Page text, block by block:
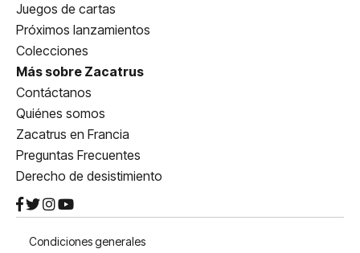
Juegos de cartas
Próximos lanzamientos
Colecciones
Más sobre Zacatrus
Contáctanos
Quiénes somos
Zacatrus en Francia
Preguntas Frecuentes
Derecho de desistimiento
Condiciones generales